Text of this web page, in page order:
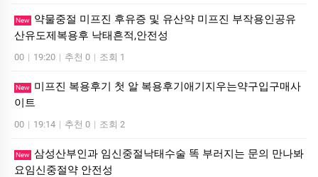
New
약물중절 미프진 후유증 및 유산약 미프진 부작용인공유
산유도제복용후 낙태흔적,안전성
00 | 19:20 | 추천 0 | 조회 1
New
미프진 복용후기 첫 알 복용후기애기지우는약구입구매사
이트
00 | 19:14 | 추천 0 | 조회 2
New 삼성산부인과 임신중절낙태수술 똑 부러지는 문의 만나봐
요임신중절약 안전성